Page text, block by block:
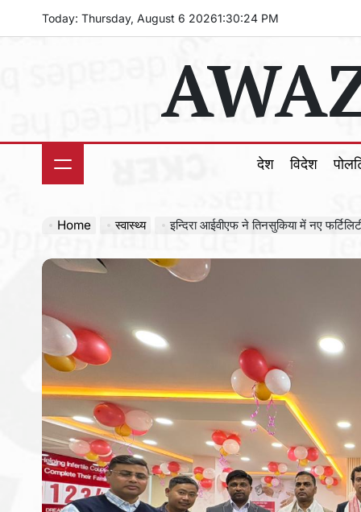
Today: Thursday, August 6 20261:30:26 PM
देश विदेश
Home स्वास्थ्य इन्दिरा आईवीएफ ने तिनसुकिया में नए